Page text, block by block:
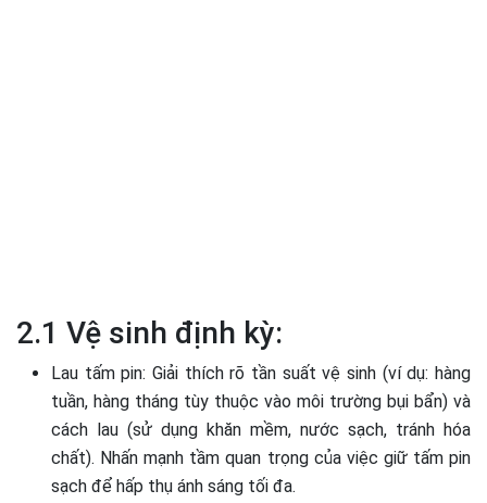
2.1 Vệ sinh định kỳ:
Lau tấm pin: Giải thích rõ tần suất vệ sinh (ví dụ: hàng
tuần, hàng tháng tùy thuộc vào môi trường bụi bẩn) và
cách lau (sử dụng khăn mềm, nước sạch, tránh hóa
chất). Nhấn mạnh tầm quan trọng của việc giữ tấm pin
sạch để hấp thụ ánh sáng tối đa.